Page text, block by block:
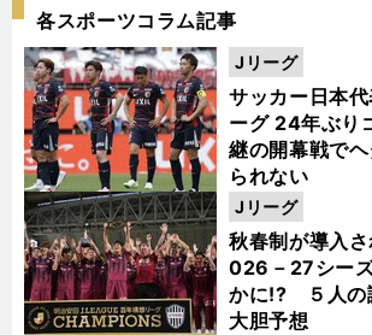
各スポーツコラム記事
サッカー日本
ーグ 24年ぶり
継の開幕戦で
られない
Jリーグ
秋春制が導入
026－27シー
かに!? ５人の
大胆予想
Jリーグ